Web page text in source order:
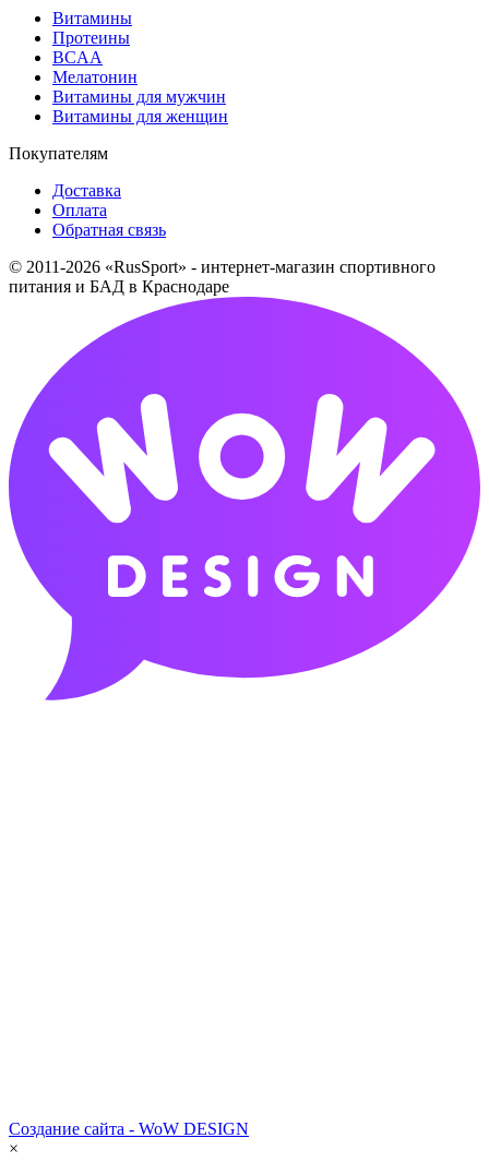
Витамины
Протеины
BCAA
Мелатонин
Витамины для мужчин
Витамины для женщин
Покупателям
Доставка
Оплата
Обратная связь
© 2011-2026 «RusSport» - интернет-магазин спортивного
питания и БАД в Краснодаре
Создание сайта - WoW DESIGN
×